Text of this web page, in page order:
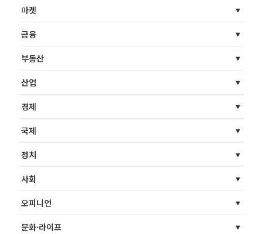
마켓
금융
부동산
산업
경제
국제
정치
사회
오피니언
문화·라이프